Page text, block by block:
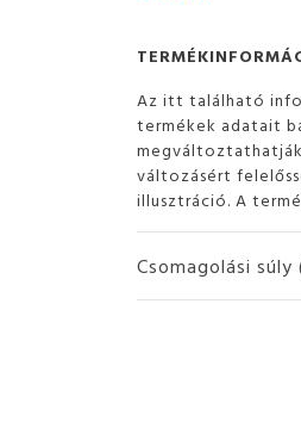
Az itt található
termékek adatait
változásért
illusztráció. A
Csomagolási súly